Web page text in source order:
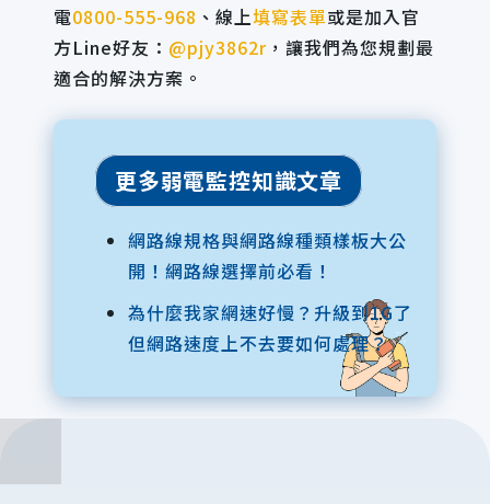
電0800-555-968 、線上填寫表單或是加入官
方Line好友： @pjy3862r ，讓我們為您規劃最
適合的解決方案。
更多弱電監控知識文章
網路線規格與網路線種類樣板大公
開！網路線選擇前必看！
為什麼我家網速好慢？升級到1G了
但網路速度上不去要如何處理？